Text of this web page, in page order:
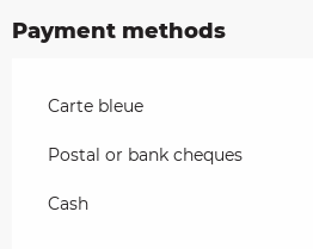
Payment methods
Carte bleue
Postal or bank cheques
Cash